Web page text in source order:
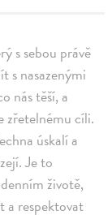
s sebou právě
s nasazenými
nás těší, a
zřetelnému cíli.
úskalí a
Je to
životě,
a respektovat